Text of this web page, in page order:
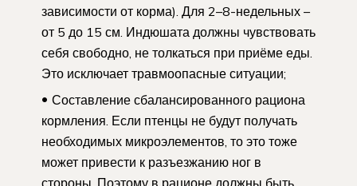
зависимости от корма). Для 2–8-недельных –
от 5 до 15 см. Индюшата должны чувствовать
себя свободно, не толкаться при приёме еды.
Это исключает травмоопасные ситуации;
Составление сбалансированного рациона
кормления. Если птенцы не будут получать
необходимых микроэлементов, то это тоже
может привести к разъезжанию ног в